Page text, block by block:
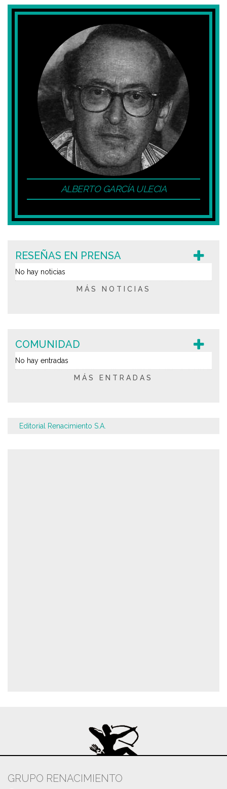
ALBERTO GARCÍA ULECIA
RESEÑAS EN PRENSA
No hay noticias
MÁS NOTICIAS
COMUNIDAD
No hay entradas
MÁS ENTRADAS
Editorial Renacimiento S.A.
GRUPO RENACIMIENTO